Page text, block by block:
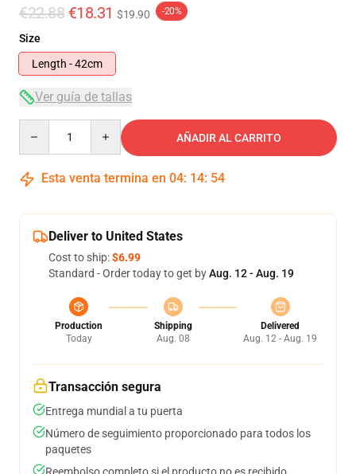
€22.88 €18.31 $19.90 -20%
Size
Length - 42cm
Ver guía de tallas
AÑADIR AL CARRITO
Esta venta termina en 04: 14: 53
Deliver to United States
Cost to ship:$6.99
Standard - Order today to get byAug. 12 - Aug. 19
Production
Today
Shipping
Aug. 08
Delivered
Aug. 12 - Aug. 19
Transacción segura
Entrega mundial a tu puerta
Número de seguimiento proporcionado para todos los
paquetes